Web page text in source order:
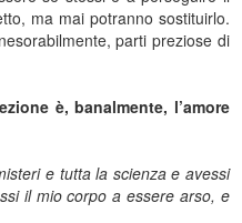
ma mai potranno sostituirlo.
parti preziose di
è, banalmente, l’amore
e tutta la scienza e avessi
il mio corpo a essere arso, e